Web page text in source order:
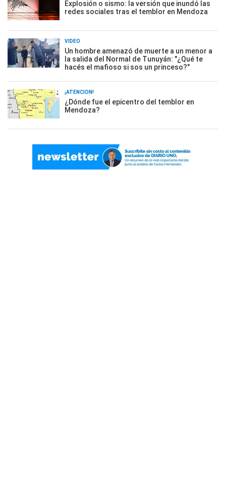
Explosión o sismo: la versión que inundó las
redes sociales tras el temblor en Mendoza
VIDEO
Un hombre amenazó de muerte a un menor a
la salida del Normal de Tunuyán: "¿Qué te
hacés el mafioso si sos un princeso?"
¡ATENCIÓN!
¿Dónde fue el epicentro del temblor en
Mendoza?